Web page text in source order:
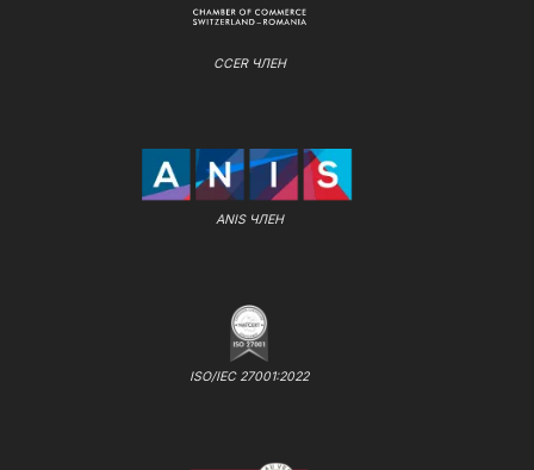
CCER ЧЛЕН
ANIS ЧЛЕН
ISO/IEC 27001:2022